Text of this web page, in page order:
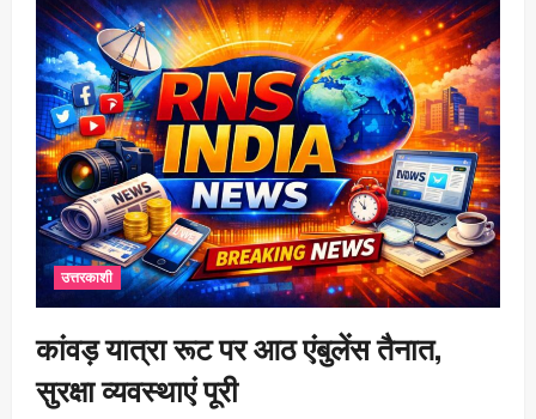
उत्तरकाशी
कांवड़ यात्रा रूट पर आठ एंबुलेंस तैनात,
सुरक्षा व्यवस्थाएं पूरी